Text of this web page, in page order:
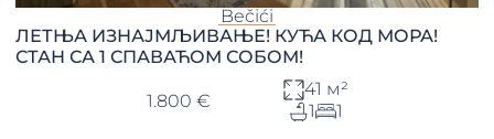
Bečići
ЛЕТЊА ИЗНАЈМЉИВАЊЕ! КУЋА КОД МОРА!
СТАН СА 1 СПАВАЋОМ СОБОМ!
1.800 €
41 м²
1
1